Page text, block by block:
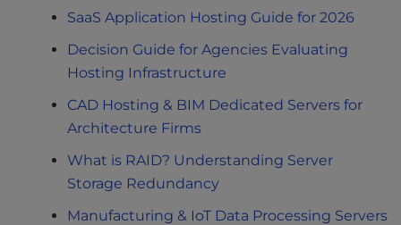
SaaS Application Hosting Guide for 2026
Decision Guide for Agencies Evaluating
Hosting Infrastructure
CAD Hosting & BIM Dedicated Servers for
Architecture Firms
What is RAID? Understanding Server
Storage Redundancy
Manufacturing & IoT Data Processing Servers